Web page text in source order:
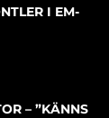
I EM-
– ”KÄNNS